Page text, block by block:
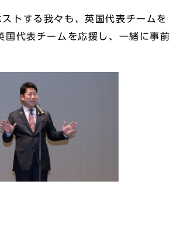
トする我々も、英国代表チームを
代表チームを応援し、一緒に事前